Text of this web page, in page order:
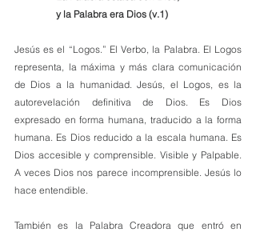
    y la Palabra era Dios (v.1)
Jesús es el “Logos.” El Verbo, la Palabra. El Logos
representa, la máxima y más clara comunicación
de Dios a la humanidad. Jesús, el Logos, es la
autorevelación definitiva de Dios. Es Dios
expresado en forma humana, traducido a la forma
humana. Es Dios reducido a la escala humana. Es
Dios accesible y comprensible. Visible y Palpable.
A veces Dios nos parece incomprensible. Jesús lo
hace entendible.
También es la Palabra Creadora que entró en